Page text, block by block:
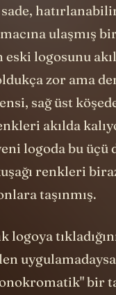
ulaşmış
eski logosunu
zor ama
sağ üst
akılda
logoda bu üçü
renkleri biraz
taşınmış.
logoya
bir